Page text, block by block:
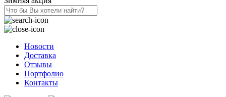
Новости
Доставка
Отзывы
Портфолио
Контакты